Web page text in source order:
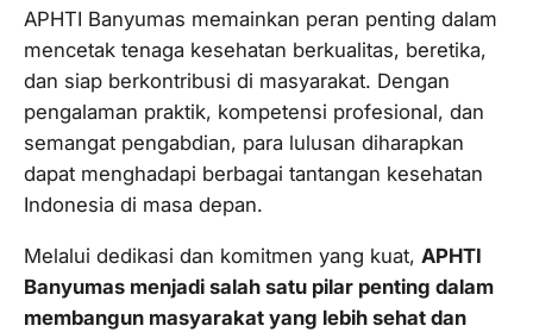
APHTI Banyumas memainkan peran penting dalam
mencetak tenaga kesehatan berkualitas, beretika,
dan siap berkontribusi di masyarakat. Dengan
pengalaman praktik, kompetensi profesional, dan
semangat pengabdian, para lulusan diharapkan
dapat menghadapi berbagai tantangan kesehatan
Indonesia di masa depan.
Melalui dedikasi dan komitmen yang kuat, APHTI
Banyumas menjadi salah satu pilar penting dalam
membangun masyarakat yang lebih sehat dan